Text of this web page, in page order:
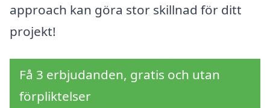
approach kan göra stor skillnad för ditt
projekt!
Få 3 erbjudanden, gratis och utan
förpliktelser